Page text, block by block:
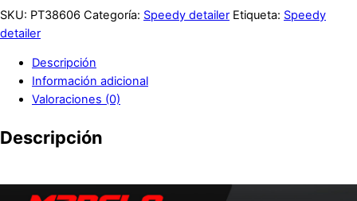
SKU: PT38606 Categoría: Speedy detailer Etiqueta: Speedy
detailer
Descripción
Información adicional
Valoraciones (0)
Descripción